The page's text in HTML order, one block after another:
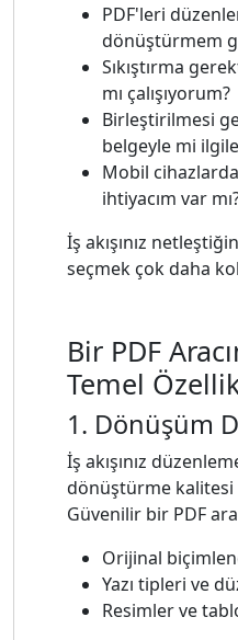
PDF'leri
dönüştürmem
Sıkıştırma
mı çalışıyorum?
Birleştirilmesi
belgeyle mi
Mobil
ihtiyacım var
İş akışınız
seçmek çok daha
Bir PDF
Temel
1. Dönüşüm
İş akışınız
dönüştürme
Güvenilir bir PDF
Orijinal
Yazı tipleri ve
Resimler ve